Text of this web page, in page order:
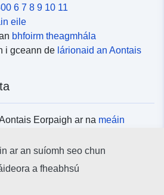
6 7 8 9 10 11
eile
bhfoirm theagmhála
i gceann de lárionaid an Aontais
Eorpaigh ar na meáin
ar an suíomh seo chun
a fheabhsú